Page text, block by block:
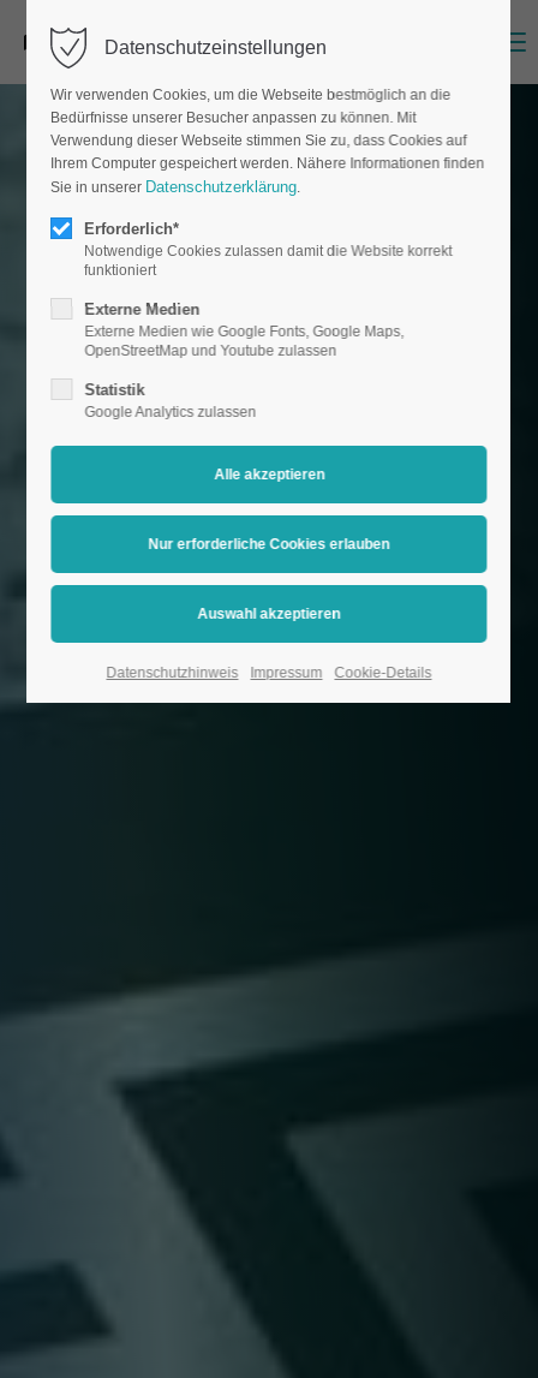
Datenschutzeinstellungen
Wir verwenden Cookies, um die Webseite bestmöglich an die
Bedürfnisse unserer Besucher anpassen zu können. Mit
Verwendung dieser Webseite stimmen Sie zu, dass Cookies auf
Ihrem Computer gespeichert werden. Nähere Informationen finden
Sie in unserer Datenschutzerklärung.
Erforderlich*
Notwendige Cookies zulassen damit die Website korrekt
funktioniert
Externe Medien
Externe Medien wie Google Fonts, Google Maps,
OpenStreetMap und Youtube zulassen
Statistik
Google Analytics zulassen
Datenschutzhinweis Impressum Cookie-Details